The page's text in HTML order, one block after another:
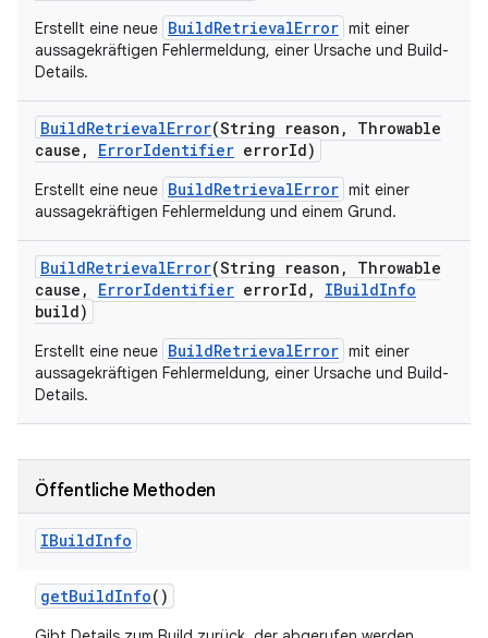
Erstellt eine neue BuildRetrievalError mit einer
aussagekräftigen Fehlermeldung, einer Ursache und Build-
Details.
BuildRetrievalError(String reason ,
Throwable
cause , ErrorIdentifier errorId)
Erstellt eine neue BuildRetrievalError mit einer
aussagekräftigen Fehlermeldung und einem Grund.
BuildRetrievalError(String reason ,
Throwable
cause , ErrorIdentifier errorId , IBuildInfo
build)
Erstellt eine neue BuildRetrievalError mit einer
aussagekräftigen Fehlermeldung, einer Ursache und Build-
Details.
Öffentliche Methoden
IBuildInfo
getBuildInfo()